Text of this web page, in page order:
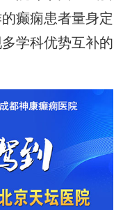
癫痫患者量身定
学科优势互补的